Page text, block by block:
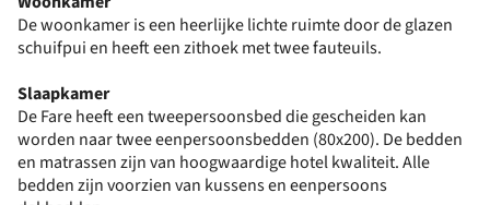
De woonkamer is een heerlijke lichte ruimte door de glazen
schuifpui en heeft een zithoek met twee fauteuils.
Slaapkamer
De Fare heeft een tweepersoonsbed die gescheiden kan
worden naar twee eenpersoonsbedden (80x200). De bedden
en matrassen zijn van hoogwaardige hotel kwaliteit. Alle
bedden zijn voorzien van kussens en eenpersoons